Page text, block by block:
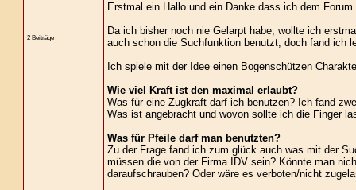
2 Beiträge
Erstmal ein Hallo und ein Danke dass ich dem
Da ich bisher noch nie Gelarpt habe, wollte ich
auch schon die Suchfunktion benutzt, doch fand ich
Ich spiele mit der Idee einen Bogenschützen
Wie viel Kraft ist den maximal erlaubt?
Was für eine Zugkraft darf ich benutzen? Ich fand
Was ist angebracht und wovon sollte ich die Finger
Was für Pfeile darf man benutzten?
Zu der Frage fand ich zum glück auch was mit der
müssen die von der Firma IDV sein? Könnte man
daraufschrauben? Oder wäre es verboten/nicht